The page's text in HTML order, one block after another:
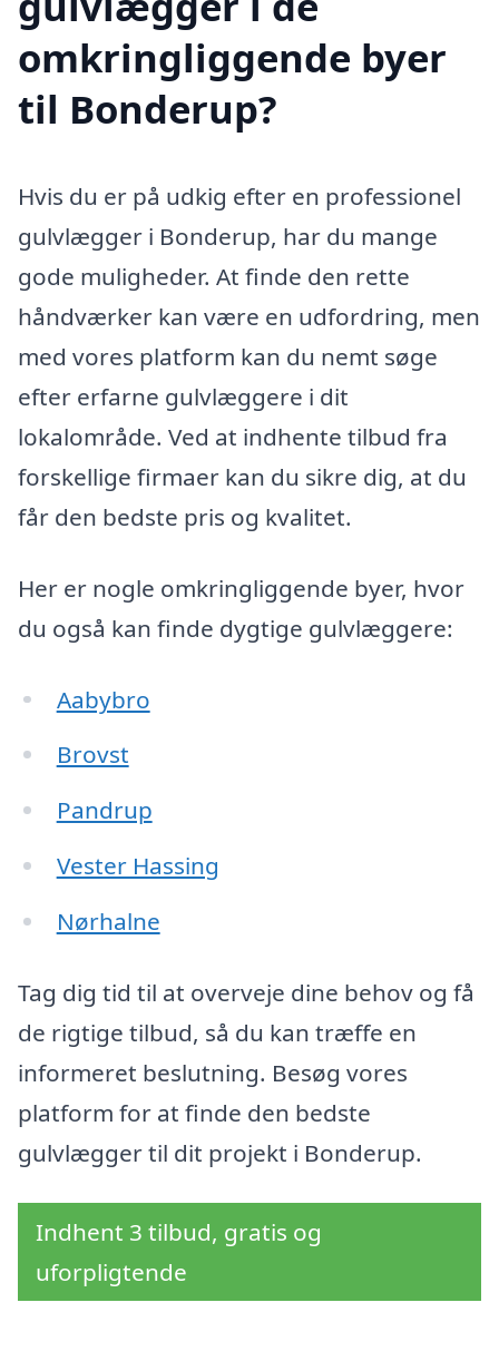
omkringliggende byer
til Bonderup?
Hvis du er på udkig efter en professionel
gulvlægger i Bonderup, har du mange
gode muligheder. At finde den rette
håndværker kan være en udfordring, men
med vores platform kan du nemt søge
efter erfarne gulvlæggere i dit
lokalområde. Ved at indhente tilbud fra
forskellige firmaer kan du sikre dig, at du
får den bedste pris og kvalitet.
Her er nogle omkringliggende byer, hvor
du også kan finde dygtige gulvlæggere:
Aabybro
Brovst
Pandrup
Vester Hassing
Nørhalne
Tag dig tid til at overveje dine behov og få
de rigtige tilbud, så du kan træffe en
informeret beslutning. Besøg vores
platform for at finde den bedste
gulvlægger til dit projekt i Bonderup.
Indhent 3 tilbud, gratis og
uforpligtende